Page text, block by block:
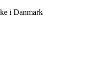
i Danmark